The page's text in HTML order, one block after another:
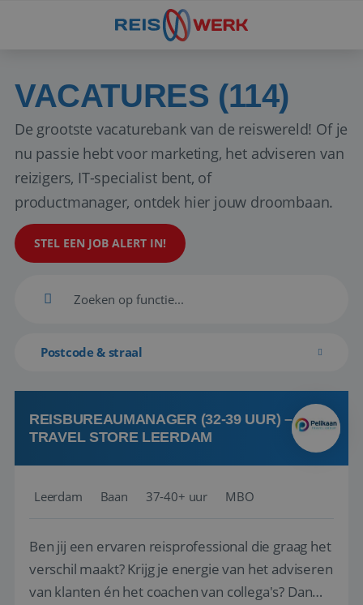
VACATURES (114)
De grootste vacaturebank van de reiswereld! Of je
nu passie hebt voor marketing, het adviseren van
reizigers, IT-specialist bent, of
productmanager, ontdek hier jouw droombaan.
STEL EEN JOB ALERT IN!
Postcode & straal
REISBUREAUMANAGER (32-39 UUR) –
TRAVEL STORE LEERDAM
Leerdam Baan 37-40+ uur MBO
Ben jij een ervaren reisprofessional die graag het
verschil maakt? Krijg je energie van het adviseren
van klanten én het coachen van collega's? Dan